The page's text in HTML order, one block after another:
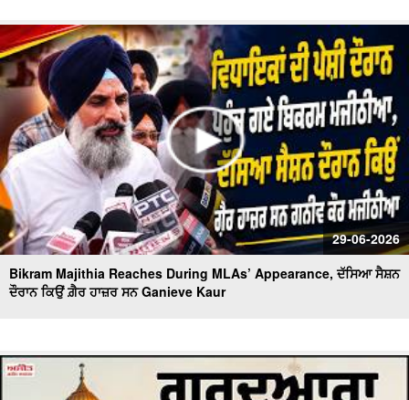
29-06-2026
Bikram Majithia Reaches During MLAs’ Appearance, ਦੱਸਿਆ ਸੈਸ਼ਨ
ਦੌਰਾਨ ਕਿਉਂ ਗ਼ੈਰ ਹਾਜ਼ਰ ਸਨ Ganieve Kaur